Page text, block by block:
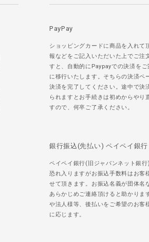
PayPay
ショッピングカードに商品を入れて
報などをご記入いただいた上でご注
すと、自動的にPaypayでの決済をご
に移行いたします。そちらの決済ペ
決済を完了してください。途中で決
られますとお手続きは初めからやり
すので、何卒ご了承ください。
銀行振込(先払い) ペイペイ銀行
ペイペイ銀行(旧ジャパンネット銀行)
恐れ入りますがお振込手数料はお客
せて頂きます。お振込名義が団体名
あらかじめご連絡頂けると助かりま
や法人様等、後払いをご希望のお客
に応じます。